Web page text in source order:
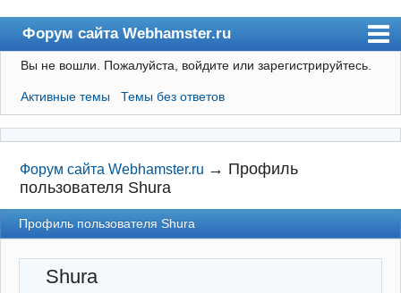
Форум сайта Webhamster.ru
Форум
Пользователи
Поиск
Регистрация
Webhamster.ru
Вы не вошли. Пожалуйста, войдите или зарегистрируйтесь.
Активные темы Темы без ответов
Форум сайта Webhamster.ru → Профиль
пользователя Shura
Профиль пользователя Shura
Shura